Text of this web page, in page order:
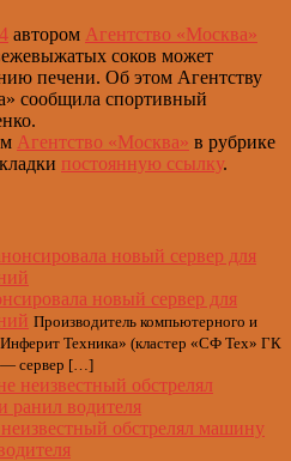
автором Агентство «Москва»
соков может
печени. Об этом Агентству
сообщила спортивный
Агентство «Москва» в рубрике
постоянную ссылку.
новый сервер для
Производитель компьютерного и
Техника» (кластер «СФ Тех» ГК
— сервер […]
обстрелял машину